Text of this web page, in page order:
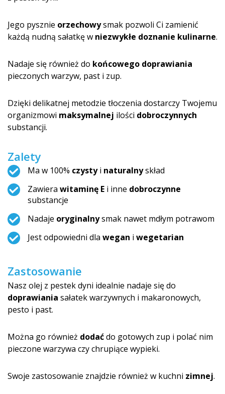
Jego pysznie orzechowysmak pozwoli Ci zamienić
każdą nudną sałatkę w niezwykłe doznanie kulinarne.
Nadaje się również do końcowego doprawiania
pieczonych warzyw, past i zup.
Dzięki delikatnej metodzie tłoczenia dostarczy Twojemu
organizmowi maksymalnej ilości dobroczynnych
substancji.
Zalety
Ma w 100% czystyi naturalnyskład
Zawiera witaminę E i inne dobroczynne
substancje
Nadaje oryginalnysmak nawet mdłym potrawom
Jest odpowiedni dla wegan i wegetarian
Zastosowanie
Nasz olej z pestek dyni idealnie nadaje się do
doprawiania sałatek warzywnych i makaronowych,
pesto i past.
Można go również dodaćdo gotowych zup i polać nim
pieczone warzywa czy chrupiące wypieki.
Swoje zastosowanie znajdzie również w kuchni zimnej.